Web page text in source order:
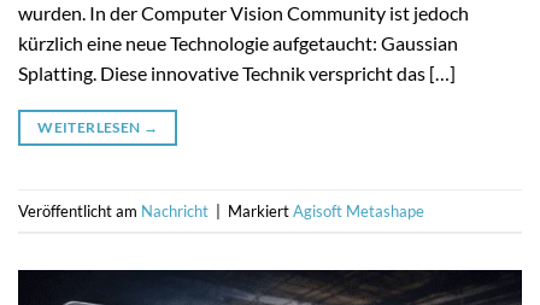
wurden. In der Computer Vision Community ist jedoch
kürzlich eine neue Technologie aufgetaucht: Gaussian
Splatting. Diese innovative Technik verspricht das […]
WEITERLESEN →
Veröffentlicht am Nachricht MarkiertAgisoft Metashape